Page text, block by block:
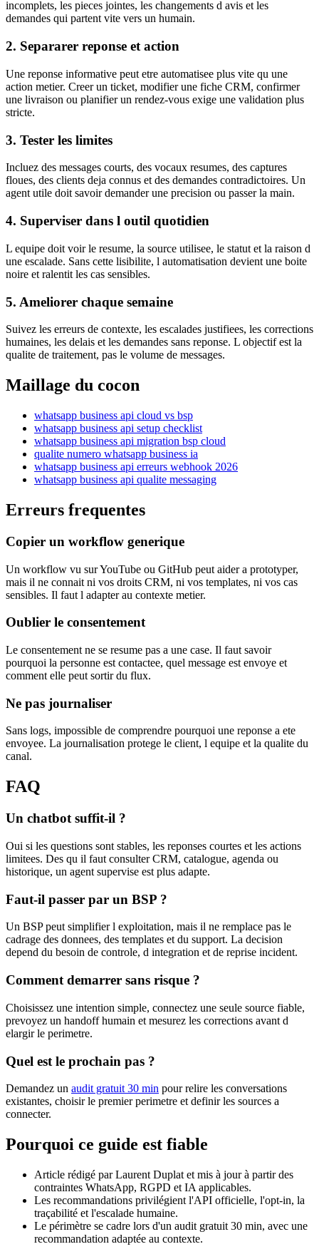
incomplets, les pieces jointes, les changements d avis et les
demandes qui partent vite vers un humain.
2. Separarer reponse et action
Une reponse informative peut etre automatisee plus vite qu une
action metier. Creer un ticket, modifier une fiche CRM, confirmer
une livraison ou planifier un rendez-vous exige une validation plus
stricte.
3. Tester les limites
Incluez des messages courts, des vocaux resumes, des captures
floues, des clients deja connus et des demandes contradictoires. Un
agent utile doit savoir demander une precision ou passer la main.
4. Superviser dans l outil quotidien
L equipe doit voir le resume, la source utilisee, le statut et la raison d
une escalade. Sans cette lisibilite, l automatisation devient une boite
noire et ralentit les cas sensibles.
5. Ameliorer chaque semaine
Suivez les erreurs de contexte, les escalades justifiees, les corrections
humaines, les delais et les demandes sans reponse. L objectif est la
qualite de traitement, pas le volume de messages.
Maillage du cocon
whatsapp business api cloud vs bsp
whatsapp business api setup checklist
whatsapp business api migration bsp cloud
qualite numero whatsapp business ia
whatsapp business api erreurs webhook 2026
whatsapp business api qualite messaging
Erreurs frequentes
Copier un workflow generique
Un workflow vu sur YouTube ou GitHub peut aider a prototyper,
mais il ne connait ni vos droits CRM, ni vos templates, ni vos cas
sensibles. Il faut l adapter au contexte metier.
Oublier le consentement
Le consentement ne se resume pas a une case. Il faut savoir
pourquoi la personne est contactee, quel message est envoye et
comment elle peut sortir du flux.
Ne pas journaliser
Sans logs, impossible de comprendre pourquoi une reponse a ete
envoyee. La journalisation protege le client, l equipe et la qualite du
canal.
FAQ
Un chatbot suffit-il ?
Oui si les questions sont stables, les reponses courtes et les actions
limitees. Des qu il faut consulter CRM, catalogue, agenda ou
historique, un agent supervise est plus adapte.
Faut-il passer par un BSP ?
Un BSP peut simplifier l exploitation, mais il ne remplace pas le
cadrage des donnees, des templates et du support. La decision
depend du besoin de controle, d integration et de reprise incident.
Comment demarrer sans risque ?
Choisissez une intention simple, connectez une seule source fiable,
prevoyez un handoff humain et mesurez les corrections avant d
elargir le perimetre.
Quel est le prochain pas ?
Demandez un audit gratuit 30 min pour relire les conversations
existantes, choisir le premier perimetre et definir les sources a
connecter.
Pourquoi ce guide est fiable
Article rédigé par Laurent Duplat et mis à jour à partir des
contraintes WhatsApp, RGPD et IA applicables.
Les recommandations privilégient l'API officielle, l'opt-in, la
traçabilité et l'escalade humaine.
Le périmètre se cadre lors d'un audit gratuit 30 min, avec une
recommandation adaptée au contexte.